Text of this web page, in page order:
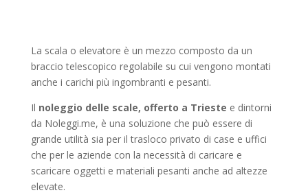
La scala o elevatore è un mezzo composto da un
braccio telescopico regolabile su cui vengono montati
anche i carichi più ingombranti e pesanti.
Il noleggio delle scale, offerto a Trieste e dintorni
da Noleggi.me, è una soluzione che può essere di
grande utilità sia per il trasloco privato di case e uffici
che per le aziende con la necessità di caricare e
scaricare oggetti e materiali pesanti anche ad altezze
elevate.